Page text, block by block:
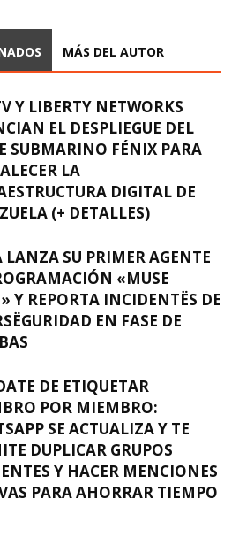
MÁS DEL AUTOR
Y LIBERTY NETWORKS
EL DESPLIEGUE DEL
SUBMARINO FÉNIX PARA
LA
DIGITAL DE
(+ DETALLES)
LANZA SU PRIMER AGENTE
«MUSE
Y REPORTA INCIDENTËS DE
EN FASE DE
DE ETIQUETAR
POR MIEMBRO:
SE ACTUALIZA Y TE
DUPLICAR GRUPOS
Y HACER MENCIONES
PARA AHORRAR TIEMPO